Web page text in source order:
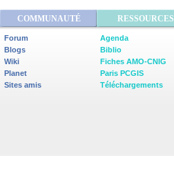
COMMUNAUTÉ RESSOURCES
Forum
Blogs
Wiki
Planet
Sites amis
Agenda
Biblio
Fiches AMO-CNIG
Paris PCGIS
Téléchargements